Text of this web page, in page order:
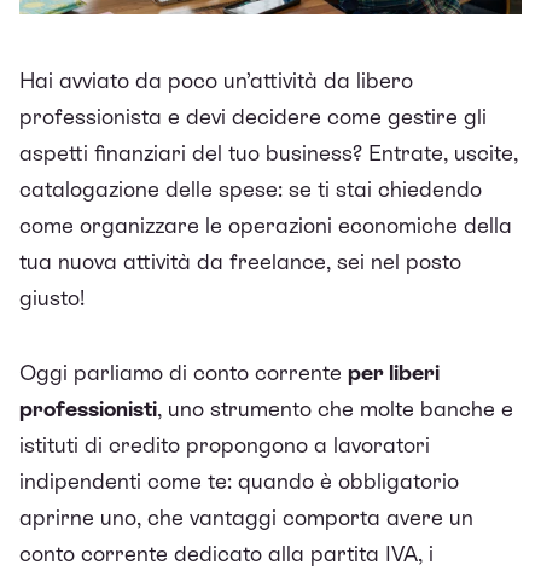
Hai avviato da poco un’attività da libero
professionista e devi decidere come gestire gli
aspetti finanziari del tuo business? Entrate, uscite,
catalogazione delle spese: se ti stai chiedendo
come organizzare le operazioni economiche della
tua nuova attività da freelance, sei nel posto
giusto!
Oggi parliamo di conto corrente per liberi
professionisti, uno strumento che molte banche e
istituti di credito propongono a lavoratori
indipendenti come te: quando è obbligatorio
aprirne uno, che vantaggi comporta avere un
conto corrente dedicato alla partita IVA, i